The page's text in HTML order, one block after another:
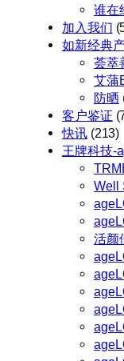
谁在
加入我们
如新经典
荟萃
艾蒲
防晒
客户鉴证
快讯(213)
王牌科技-
Well
活颜